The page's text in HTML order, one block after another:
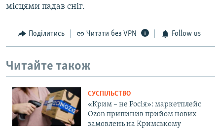
місцями падав сніг.
Поділитись Читати без VPN Follow us
Читайте також
СУСПІЛЬСТВО
«Крим – не Росія»: маркетплейс
Ozon припинив прийом нових
замовлень на Кримському